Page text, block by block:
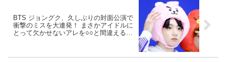
BTS ジョングク、久しぶりの対面公演で
衝撃のミスを大連発！ まさかアイドルに
とって欠かせないアレを○○と間違えるな